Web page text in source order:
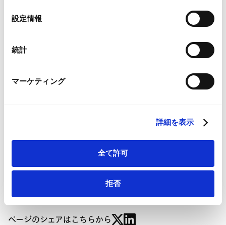
Google Analytics利用規約（
Marketo
外部サイト）
LinkedIn プライバシーポリシー（
HubSpot プライバシーポリシー（外部サイト）
設定情報
統計
マーケティング
詳細を表示
全て許可
拒否
2026 J.League Legal Structural Reforms: Integration
[PDF] 2026 J.League Legal Structural Reforms:
Integration into the Global System | Football Legal #
ページのシェアはこちらから